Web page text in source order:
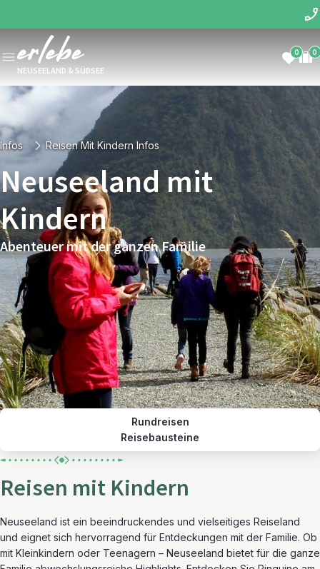
NEUSEELAND & SÜDSEE
0 0
Infos Reisen Mit Kindern Infos
Neuseeland mit
Kindern
Abenteuer mit der ganzen Familie
Rundreisen
Reisebausteine
Reisen mit Kindern
Neuseeland ist ein beeindruckendes und vielseitiges Reiseland
und eignet sich hervorragend für Entdeckungen mit der Familie. Ob
mit Kleinkindern oder Teenagern – Neuseeland bietet für die ganze